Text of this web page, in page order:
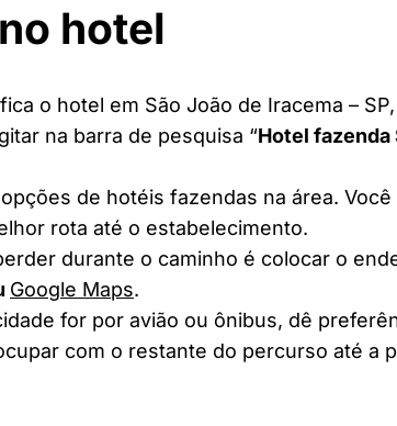
hotel
o hotel em São João de Iracema –
na barra de pesquisa “Hotel fazenda
de hotéis fazendas na área.
rota até o estabelecimento.
durante o caminho é colocar o
Google Maps.
for por avião ou ônibus, dê
com o restante do percurso até a